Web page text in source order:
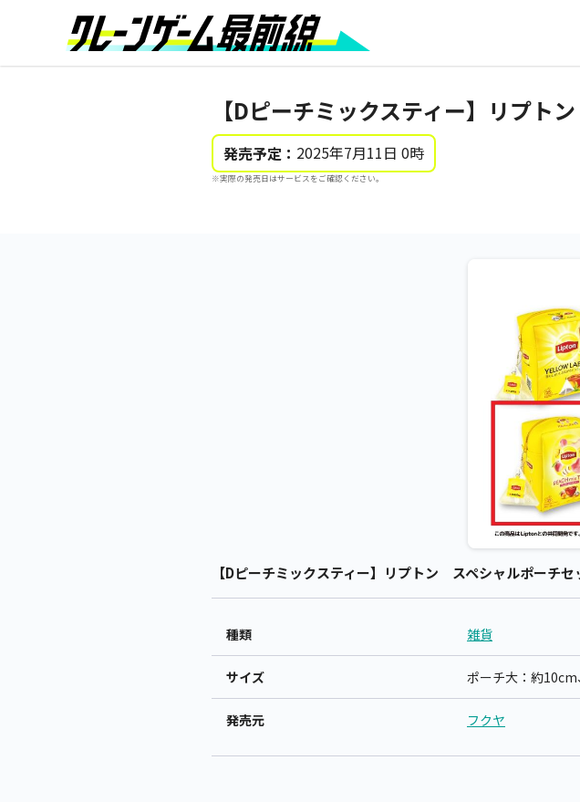
【Dピーチミックスティー】リプト
発売予定： 2025年7月11日 0時
※実際の発売日はサービスをご確認ください。
【Dピーチミックスティー】リプトン スペシャルポーチセ
種類 雑貨
サイズ ポーチ大：約
発売元 フクヤ